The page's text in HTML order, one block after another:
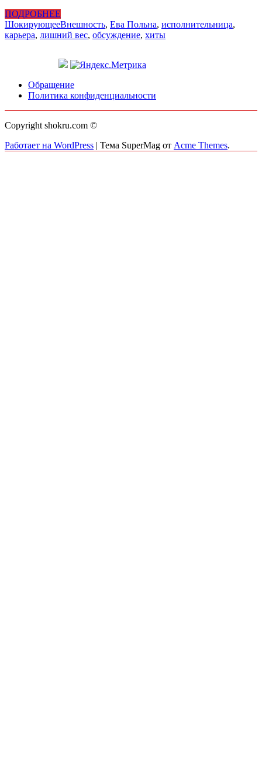
ПОДРОБНЕЕ
ШокирующееВнешность, Ева Польна, исполнительница,
карьера, лишний вес, обсуждение, хиты
Обращение
Политика конфиденциальности
Copyright shokru.com ©
Работает на WordPress | Тема SuperMag от Acme Themes.